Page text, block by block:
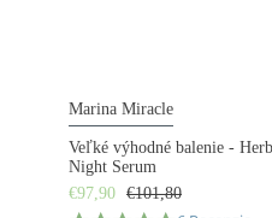
Marina Miracle
Veľké výhodné balenie -
Night Serum
€97,90 €101,80